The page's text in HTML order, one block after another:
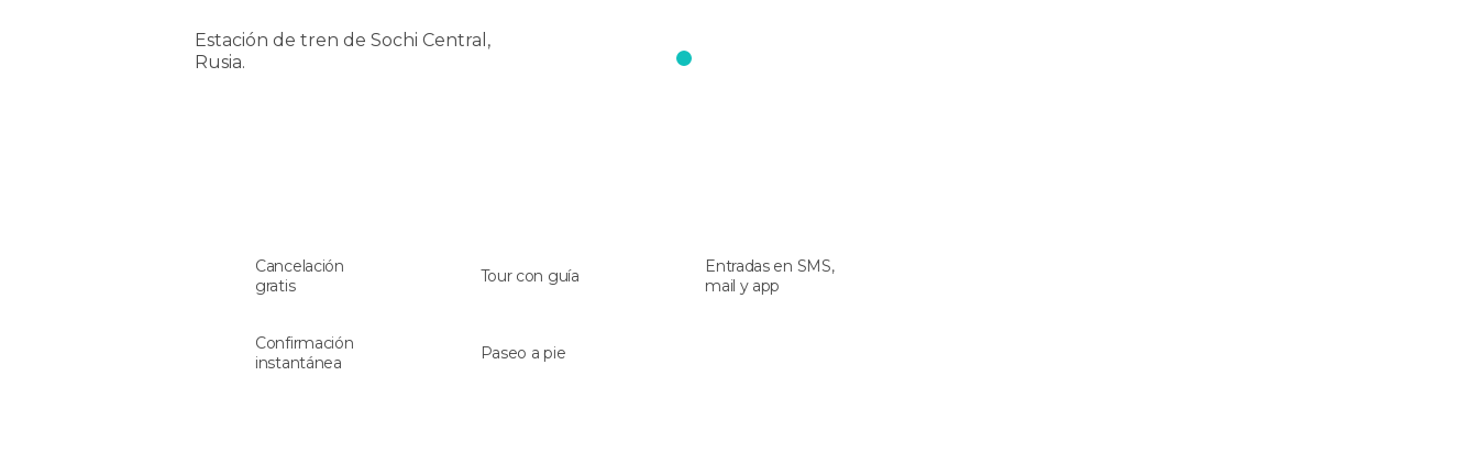
Estación de tren de Sochi Central,
Rusia.
Cancelación
gratis
Tour con guía
Entradas en SMS,
mail y app
Confirmación
instantánea
Paseo a pie